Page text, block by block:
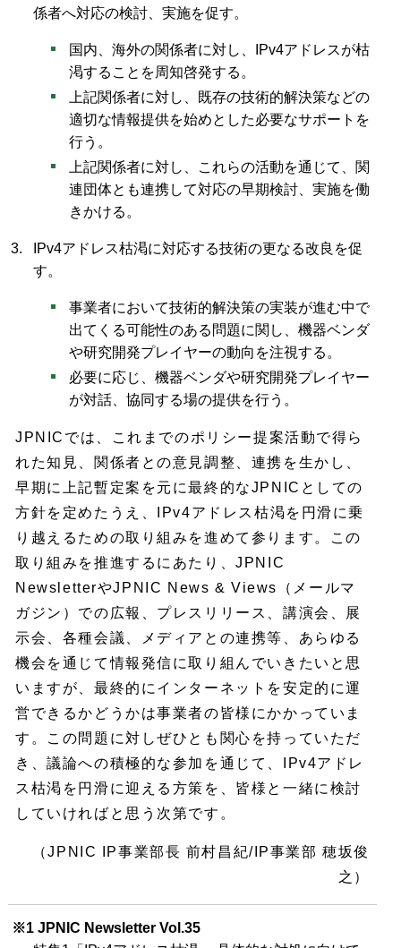
係者へ対応の検討、実施を促す。
国内、海外の関係者に対し、IPv4アドレスが枯
渇することを周知啓発する。
上記関係者に対し、既存の技術的解決策などの
適切な情報提供を始めとした必要なサポートを
行う。
上記関係者に対し、これらの活動を通じて、関
連団体とも連携して対応の早期検討、実施を働
きかける。
IPv4アドレス枯渇に対応する技術の更なる改良を促
す。
事業者において技術的解決策の実装が進む中で
出てくる可能性のある問題に関し、機器ベンダ
や研究開発プレイヤーの動向を注視する。
必要に応じ、機器ベンダや研究開発プレイヤー
が対話、協同する場の提供を行う。
JPNICでは、これまでのポリシー提案活動で得ら
れた知見、関係者との意見調整、連携を生かし、
早期に上記暫定案を元に最終的なJPNICとしての
方針を定めたうえ、IPv4アドレス枯渇を円滑に乗
り越えるための取り組みを進めて参ります。この
取り組みを推進するにあたり、JPNIC
NewsletterやJPNIC News & Views（メールマ
ガジン）での広報、プレスリリース、講演会、展
示会、各種会議、メディアとの連携等、あらゆる
機会を通じて情報発信に取り組んでいきたいと思
いますが、最終的にインターネットを安定的に運
営できるかどうかは事業者の皆様にかかっていま
す。この問題に対しぜひとも関心を持っていただ
き、議論への積極的な参加を通じて、IPv4アドレ
ス枯渇を円滑に迎える方策を、皆様と一緒に検討
していければと思う次第です。
（JPNIC IP事業部長 前村昌紀/IP事業部 穂坂俊
之）
※1 JPNIC Newsletter Vol.35